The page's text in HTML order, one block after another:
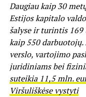
Daugiau kaip 30
Estijos kapitalo
šalyse ir turintis 169
kaip 550
verslo, vartojimo
juridiniams bei
suteikia 11,5 mln.
Viršuliškėse vystyti